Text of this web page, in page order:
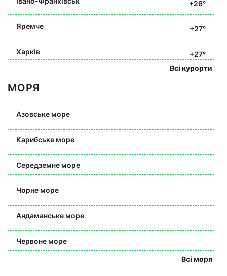
+26°
Яремче +27°
Харків
+27°
Всі курорти
МОРЯ
Азовське море
Карибське море
Середземне море
Чорне море
Андаманське море
Червоне море
Всі моря